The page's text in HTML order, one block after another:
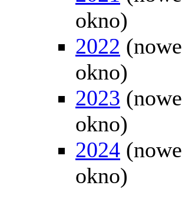
okno)
2022 (nowe
okno)
2023 (nowe
okno)
2024 (nowe
okno)